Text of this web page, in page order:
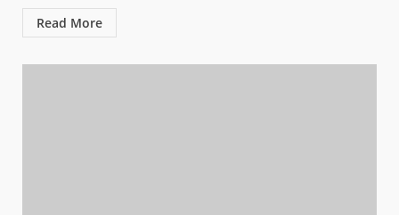
Read More